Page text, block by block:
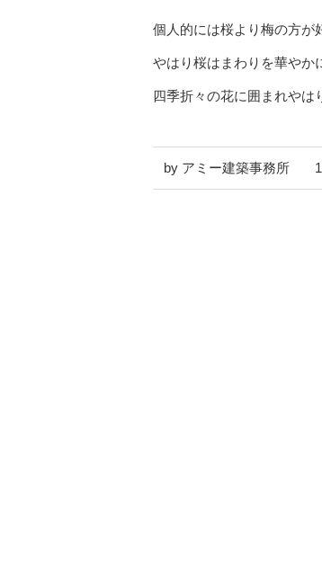
個人的には桜より梅の方が
やはり桜はまわりを華やか
四季折々の花に囲まれやは
by アミー建築事務所